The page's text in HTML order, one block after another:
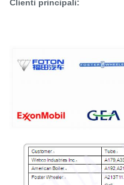
Clienti principali: